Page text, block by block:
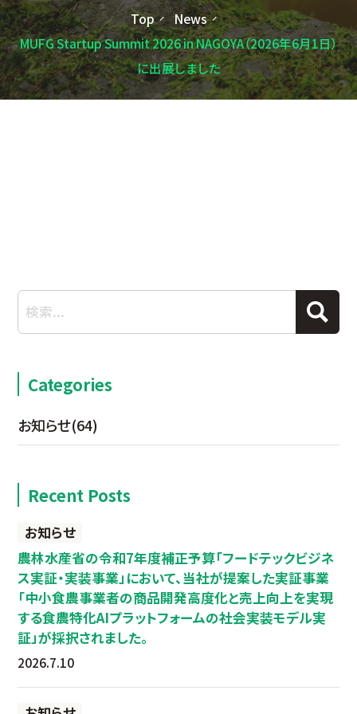
Top
News
MUFG Startup Summit 2026 in NAGOYA（2026年6月1日）
に出展しました
Categories
お知らせ(64)
Recent Posts
お知らせ
農林水産省の令和7年度補正予算「フードテックビジネ
ス実証・実装事業」において、当社が提案した実証事業
「中小食農事業者の商品開発高度化と売上向上を実現
する食農特化AIプラットフォームの社会実装モデル実
証」が採択されました。
2026.7.10